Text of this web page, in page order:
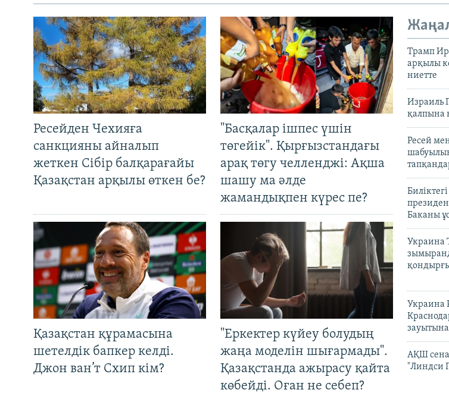
Ресейден Чехияға
санкцияны айналып
жеткен Сібір балқарағайы
Қазақстан арқылы өткен бе?
"Басқалар ішпес үшін
төгейік". Қырғызстандағы
арақ төгу челленджі: Ақша
шашу ма әлде
жамандықпен күрес пе?
Қазақстан құрамасына
шетелдік бапкер келді.
Джон ван’т Схип кім?
"Еркектер күйеу болудың
жаңа моделін шығармады".
Қазақстанда ажырасу қайта
көбейді. Оған не себеп?
Трамп
арқылы
ниетте
Израиль
қалпына
Ресей
Баканы
Украина
Украина
АҚШ
"Линдси